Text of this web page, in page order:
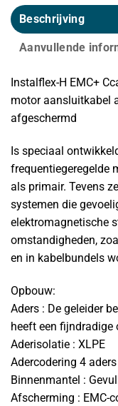
Beschrijving
Aanvullende
Instalflex-H EMC+
motor aansluitkabel
afgeschermd
Is speciaal
frequentiegeregelde
als primair. Tevens
systemen die
elektromagnetische
omstandigheden,
en in kabelbundels
Opbouw:
Aders : De geleider
heeft een fijndradige
Aderisolatie : XLPE
Adercodering 4
Binnenmantel :
Afscherming : EMC-